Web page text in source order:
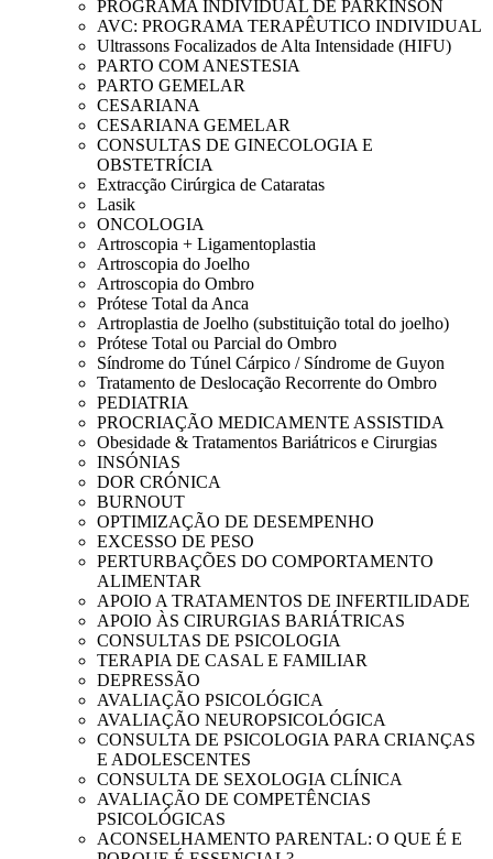
PROGRAMA INDIVIDUAL DE PARKINSON
AVC: PROGRAMA TERAPÊUTICO INDIVIDUAL
Ultrassons Focalizados de Alta Intensidade (HIFU)
PARTO COM ANESTESIA
PARTO GEMELAR
CESARIANA
CESARIANA GEMELAR
CONSULTAS DE GINECOLOGIA E
OBSTETRÍCIA
Extracção Cirúrgica de Cataratas
Lasik
ONCOLOGIA
Artroscopia + Ligamentoplastia
Artroscopia do Joelho
Artroscopia do Ombro
Prótese Total da Anca
Artroplastia de Joelho (substituição total do joelho)
Prótese Total ou Parcial do Ombro
Síndrome do Túnel Cárpico / Síndrome de Guyon
Tratamento de Deslocação Recorrente do Ombro
PEDIATRIA
PROCRIAÇÃO MEDICAMENTE ASSISTIDA
Obesidade & Tratamentos Bariátricos e Cirurgias
INSÓNIAS
DOR CRÓNICA
BURNOUT
OPTIMIZAÇÃO DE DESEMPENHO
EXCESSO DE PESO
PERTURBAÇÕES DO COMPORTAMENTO
ALIMENTAR
APOIO A TRATAMENTOS DE INFERTILIDADE
APOIO ÀS CIRURGIAS BARIÁTRICAS
CONSULTAS DE PSICOLOGIA
TERAPIA DE CASAL E FAMILIAR
DEPRESSÃO
AVALIAÇÃO PSICOLÓGICA
AVALIAÇÃO NEUROPSICOLÓGICA
CONSULTA DE PSICOLOGIA PARA CRIANÇAS
E ADOLESCENTES
CONSULTA DE SEXOLOGIA CLÍNICA
AVALIAÇÃO DE COMPETÊNCIAS
PSICOLÓGICAS
ACONSELHAMENTO PARENTAL: O QUE É E